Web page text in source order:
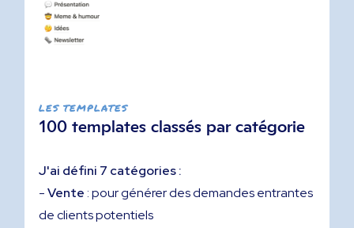
LES TEMPLATES
100 templates classés par catégorie
J'ai défini 7 catégories :
-Vente : pour générer des demandes entrantes
de clients potentiels